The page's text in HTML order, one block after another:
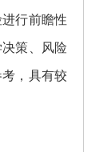
行前瞻性
策、风险
，具有较